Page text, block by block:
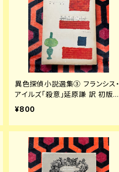
異色探偵小説選集③ フランシス・
アイルズ「殺意」延原謙 訳 初版
装幀:花森安治 日本出版共同株式
¥800